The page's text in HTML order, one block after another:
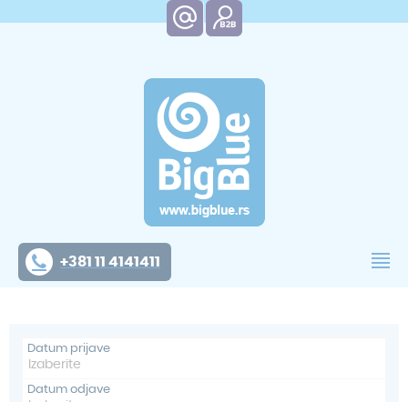
+381 11 4141411
Datum prijave
Datum odjave